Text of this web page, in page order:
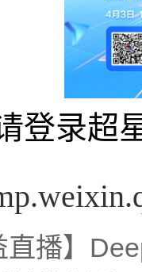
登录超
直播】